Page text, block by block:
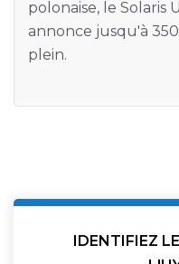
polonaise, le Solaris
annonce jusqu'à
plein.
IDENTIFIEZ